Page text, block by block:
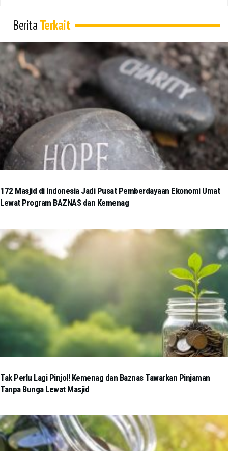
BeritaTerkait
172 Masjid di Indonesia Jadi Pusat Pemberdayaan Ekonomi Umat
Lewat Program BAZNAS dan Kemenag
Tak Perlu Lagi Pinjol! Kemenag dan Baznas Tawarkan Pinjaman
Tanpa Bunga Lewat Masjid